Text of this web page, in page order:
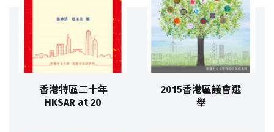
香港特區二十年
HKSAR at 20
2015香港區議會選
舉